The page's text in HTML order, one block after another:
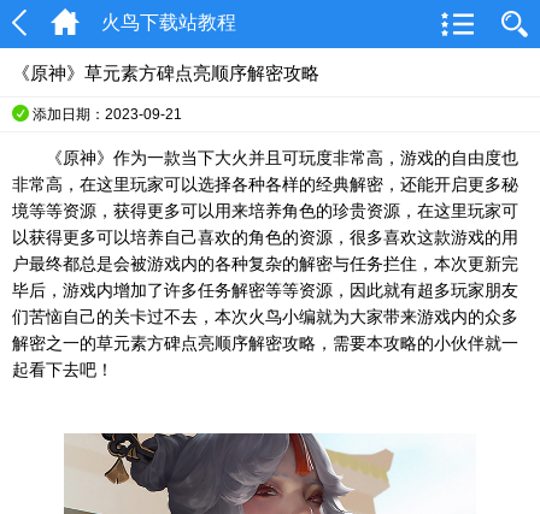
火鸟下载站教程
《原神》草元素方碑点亮顺序解密攻略
添加日期：2023-09-21
《原神》作为一款当下大火并且可玩度非常高，游戏的自由度也
非常高，在这里玩家可以选择各种各样的经典解密，还能开启更多秘
境等等资源，获得更多可以用来培养角色的珍贵资源，在这里玩家可
以获得更多可以培养自己喜欢的角色的资源，很多喜欢这款游戏的用
户最终都总是会被游戏内的各种复杂的解密与任务拦住，本次更新完
毕后，游戏内增加了许多任务解密等等资源，因此就有超多玩家朋友
们苦恼自己的关卡过不去，本次火鸟小编就为大家带来游戏内的众多
解密之一的草元素方碑点亮顺序解密攻略，需要本攻略的小伙伴就一
起看下去吧！